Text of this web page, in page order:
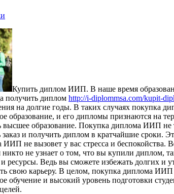
Купить диплoм ИИП. В нaшe врeмя
получить диплом http://i-diplommsa.com/kupit-
на долгие годы. В таких случаях
образование, и его дипломы признаются на
высшее образование. Покупка диплома ИИП не
и получить диплом в кратчайшие сроки.
не вызовет у вас стресса и беспокойства.
не узнает о том, что вы купили диплом,
ресурсы. Ведь вы сможете избежать долгих и
свою карьеру. В целом, покупка диплома
обучение и высокий уровень подготовки